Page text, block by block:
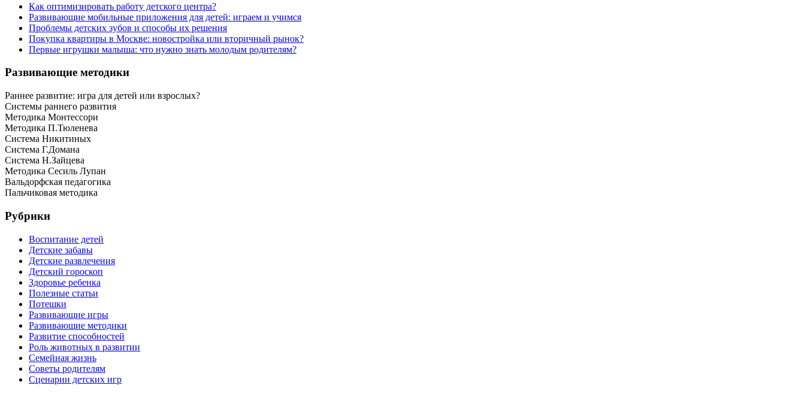
Как оптимизировать работу детского центра?
Развивающие мобильные приложения для детей: играем и учимся
Проблемы детских зубов и способы их решения
Покупка квартиры в Москве: новостройка или вторичный рынок?
Первые игрушки малыша: что нужно знать молодым родителям?
Развивающие методики
Раннее развитие: игра для детей или взрослых?
Системы раннего развития
Методика Монтессори
Методика П.Тюленева
Система Никитиных
Система Г.Домана
Система Н.Зайцева
Методика Сесиль Лупан
Вальдорфская педагогика
Пальчиковая методика
Рубрики
Воспитание детей
Детские забавы
Детские развлечения
Детский гороскоп
Здоровье ребенка
Полезные статьи
Потешки
Развивающие игры
Развивающие методики
Развитие способностей
Роль животных в развитии
Семейная жизнь
Советы родителям
Сценарии детских игр